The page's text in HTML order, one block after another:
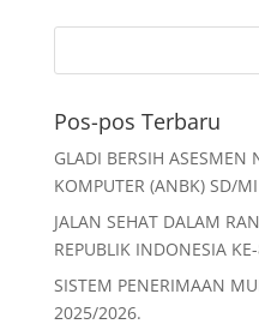
c
e
b
o
o
k
itt
er
ai
l s
Pos-pos Terbaru
GLADI BERSIH ASESMEN
KOMPUTER (ANBK) SD/
JALAN SEHAT DALAM
REPUBLIK INDONESIA
SISTEM PENERIMAAN
2025/2026.